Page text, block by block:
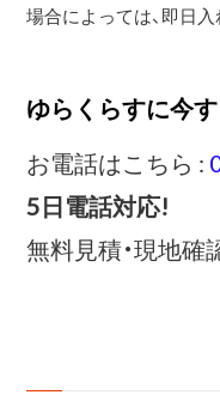
場合によっては、即日
ゆらくらすに今
お電話はこちら :
5日電話対応!
無料見積・現地確